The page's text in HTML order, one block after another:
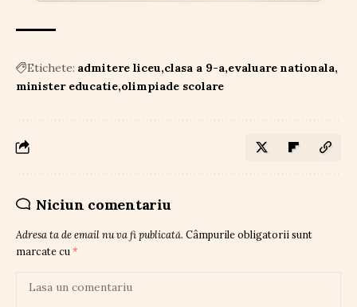
Etichete: admitere liceu clasa a 9-a evaluare nationala
minister educatie olimpiade scolare
Niciun comentariu
Adresa ta de email nu va fi publicată. Câmpurile obligatorii sunt
marcate cu *